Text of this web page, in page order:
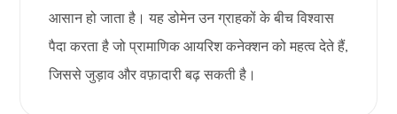
आसान हो जाता है। यह डोमेन उन ग्राहकों के बीच विश्वास
पैदा करता है जो प्रामाणिक आयरिश कनेक्शन को महत्व देते हैं,
जिससे जुड़ाव और वफ़ादारी बढ़ सकती है।